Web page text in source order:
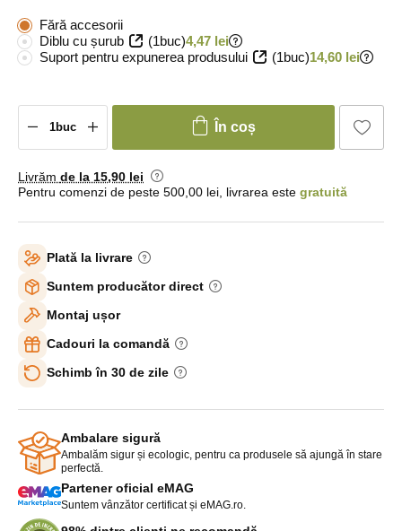
Fără accesorii
Diblu cu șurub
(1buc)4,47 lei
Suport pentru expunerea produsului
(1buc)14,60 lei
În coș
Livrăm de la 15,90 lei
Pentru comenzi de peste 500,00 lei, livrarea este gratuită
Plată la livrare
Suntem producător direct
Montaj ușor
Cadouri la comandă
Schimb în 30 de zile
Ambalare sigură
Ambalăm sigur și ecologic, pentru ca produsele să ajungă în stare
perfectă.
Partener oficial eMAG
Suntem vânzător certificat și eMAG.ro.